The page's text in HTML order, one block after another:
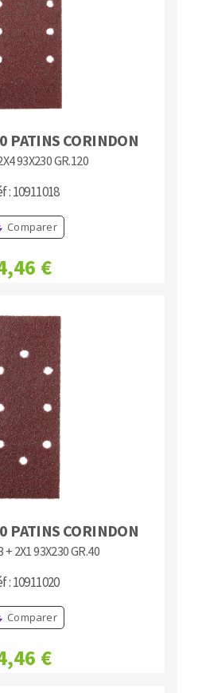
PATINS CORINDON
93X230 GR.120
: 10911018
Comparer
€
PATINS CORINDON
+ 2X1 93X230 GR.40
: 10911020
Comparer
€